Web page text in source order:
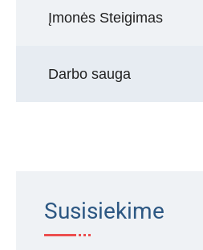
Įmonės Steigimas
Darbo sauga
Susisiekime